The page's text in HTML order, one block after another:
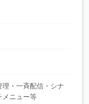
理・一斉配信・シナ
メニュー等